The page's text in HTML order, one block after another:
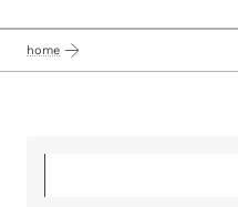
home